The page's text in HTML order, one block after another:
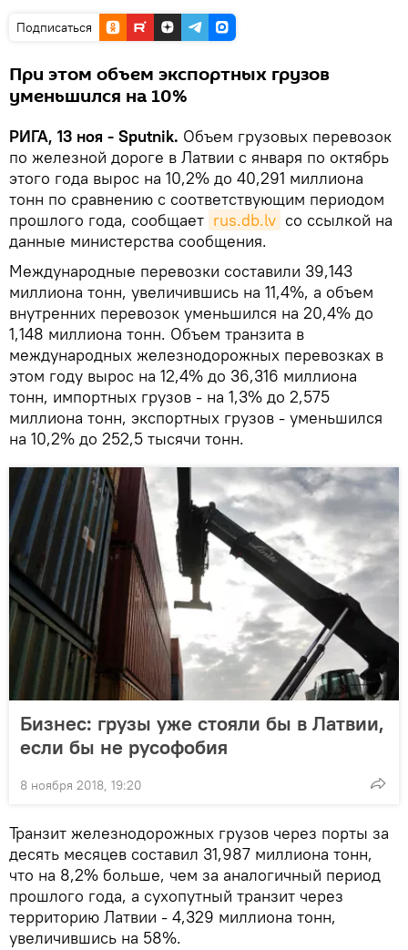
Подписаться
При этом объем экспортных грузов
уменьшился на 10%
РИГА, 13 ноя - Sputnik. Объем грузовых перевозок
по железной дороге в Латвии с января по октябрь
этого года вырос на 10,2% до 40,291 миллиона
тонн по сравнению с соответствующим периодом
прошлого года, сообщает rus.db.lv со ссылкой на
данные министерства сообщения.
Международные перевозки составили 39,143
миллиона тонн, увеличившись на 11,4%, а объем
внутренних перевозок уменьшился на 20,4% до
1,148 миллиона тонн. Объем транзита в
международных железнодорожных перевозках в
этом году вырос на 12,4% до 36,316 миллиона
тонн, импортных грузов - на 1,3% до 2,575
миллиона тонн, экспортных грузов - уменьшился
на 10,2% до 252,5 тысячи тонн.
Бизнес: грузы уже стояли бы в Латвии,
если бы не русофобия
8 ноября 2018, 19:20
Транзит железнодорожных грузов через порты за
десять месяцев составил 31,987 миллиона тонн,
что на 8,2% больше, чем за аналогичный период
прошлого года, а сухопутный транзит через
территорию Латвии - 4,329 миллиона тонн,
увеличившись на 58%.